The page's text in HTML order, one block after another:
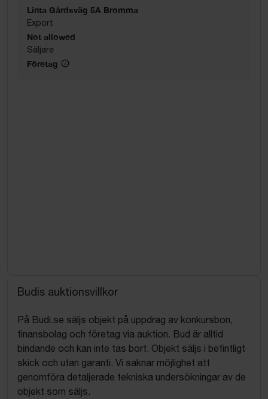
Linta Gårdsväg 5A Bromma
Export
Not allowed
Säljare
Företag
Budis auktionsvillkor
På Budi.se säljs objekt på uppdrag av konkursbon,
finansbolag och företag via auktion. Bud är alltid
bindande och kan inte tas bort. Objekt säljs i befintligt
skick och utan garanti. Vi saknar möjlighet att
genomföra detaljerade tekniska undersökningar av de
objekt som säljs.